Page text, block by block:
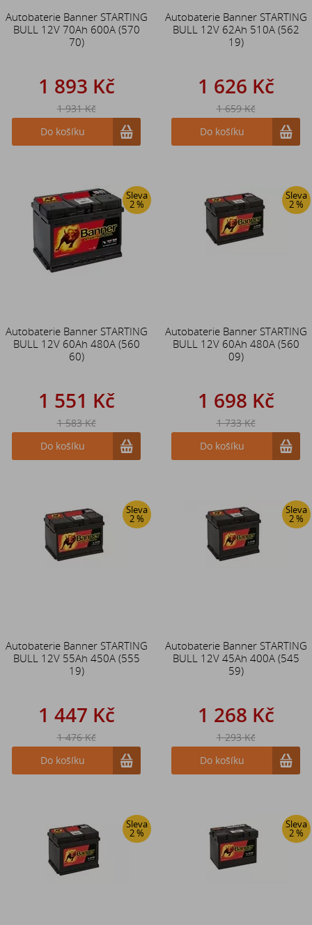
Autobaterie Banner STARTING
BULL 12V 70Ah 600A (570
70)
1 893 Kč
1 931 Kč
Do košíku
Autobaterie Banner STARTING
BULL 12V 62Ah 510A (562
19)
1 626 Kč
1 659 Kč
Do košíku
Sleva
2 %
Autobaterie Banner STARTING
BULL 12V 60Ah 480A (560
60)
1 551 Kč
1 583 Kč
Do košíku
Sleva
2 %
Autobaterie Banner STARTING
BULL 12V 60Ah 480A (560
09)
1 698 Kč
1 733 Kč
Do košíku
Sleva
2 %
Autobaterie Banner STARTING
BULL 12V 55Ah 450A (555
19)
1 447 Kč
1 476 Kč
Do košíku
Sleva
2 %
Autobaterie Banner STARTING
BULL 12V 45Ah 400A (545
59)
1 268 Kč
1 293 Kč
Do košíku
Sleva
2 %
Sleva
2 %